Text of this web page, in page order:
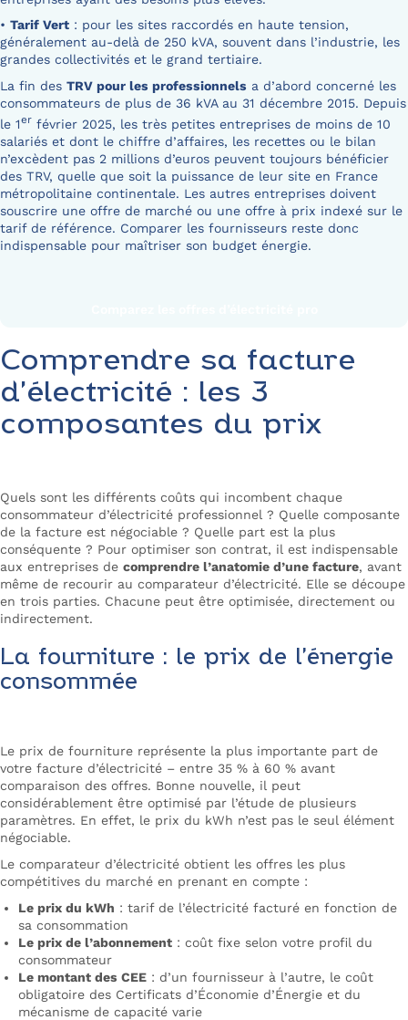
• Tarif Vert : pour les sites raccordés en haute tension,
généralement au-delà de 250 kVA, souvent dans l’industrie, les
grandes collectivités et le grand tertiaire.
La fin des TRV pour les professionnels a d’abord concerné les
consommateurs de plus de 36 kVA au 31 décembre 2015. Depuis
le 1er février 2025, les très petites entreprises de moins de 10
salariés et dont le chiffre d’affaires, les recettes ou le bilan
n’excèdent pas 2 millions d’euros peuvent toujours bénéficier
des TRV, quelle que soit la puissance de leur site en France
métropolitaine continentale. Les autres entreprises doivent
souscrire une offre de marché ou une offre à prix indexé sur le
tarif de référence. Comparer les fournisseurs reste donc
indispensable pour maîtriser son budget énergie.
Comprendre sa facture
d’électricité : les 3
composantes du prix
Quels sont les différents coûts qui incombent chaque
consommateur d’électricité professionnel ? Quelle composante
de la facture est négociable ? Quelle part est la plus
conséquente ? Pour optimiser son contrat, il est indispensable
aux entreprises de comprendre l’anatomie d’une facture, avant
même de recourir au comparateur d’électricité. Elle se découpe
en trois parties. Chacune peut être optimisée, directement ou
indirectement.
La fourniture : le prix de l’énergie
consommée
Le prix de fourniture représente la plus importante part de
votre facture d’électricité – entre 35 % à 60 % avant
comparaison des offres. Bonne nouvelle, il peut
considérablement être optimisé par l’étude de plusieurs
paramètres. En effet, le prix du kWh n’est pas le seul élément
négociable.
Le comparateur d’électricité obtient les offres les plus
compétitives du marché en prenant en compte :
Le prix du kWh : tarif de l’électricité facturé en fonction de
sa consommation
Le prix de l’abonnement : coût fixe selon votre profil du
consommateur
Le montant des CEE : d’un fournisseur à l’autre, le coût
obligatoire des Certificats d’Économie d’Énergie et du
mécanisme de capacité varie